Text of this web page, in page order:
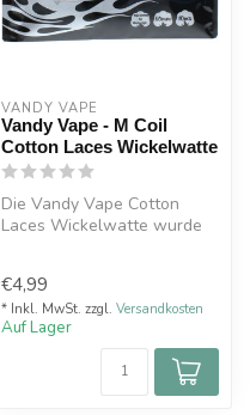
VANDY VAPE
Vandy Vape - M Coil
Cotton Laces Wickelwatte
Die Vandy Vape Cotton
Laces Wickelwatte wurde
€4,99
* Inkl. MwSt. zzgl. Versandkosten
Auf Lager